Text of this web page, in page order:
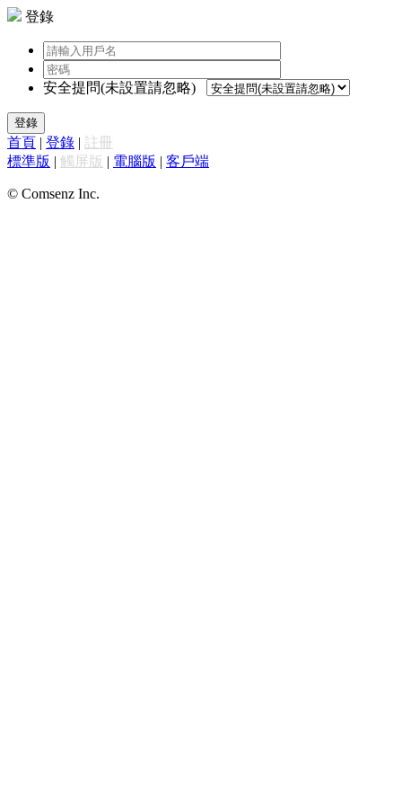
登錄
安全提問(未設置請忽略)
登錄
首頁 | 登錄 | 註冊
標準版 | 觸屏版 | 電腦版 | 客戶端
© Comsenz Inc.